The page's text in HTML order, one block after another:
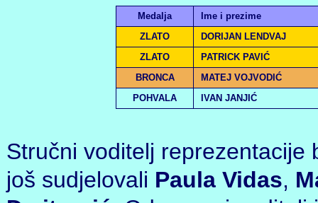
Medalja
Ime i prezime
ZLATO
DORIJAN LENDVAJ
ZLATO
PATRICK PAVIĆ
BRONCA
MATEJ VOJVODIĆ
POHVALA
IVAN JANJIĆ
Stručni voditelj reprezentacije
još sudjelovali Paula Vidas,